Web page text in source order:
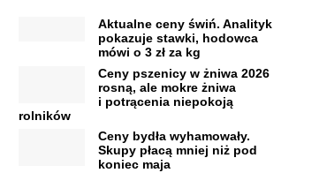
Aktualne ceny świń. Analityk
pokazuje stawki, hodowca
mówi o 3 zł za kg
Ceny pszenicy w żniwa 2026
rosną, ale mokre żniwa
i potrącenia niepokoją
rolników
Ceny bydła wyhamowały.
Skupy płacą mniej niż pod
koniec maja